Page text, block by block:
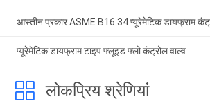
आस्तीन प्रकार ASME B16.34 प्यूरेमेटिक डायफ्राम
प्यूरेमेटिक डायफ्राम टाइप फ्लूइड फ्लो कंट्रोल वाल्व
लोकप्रिय श्रेणियां